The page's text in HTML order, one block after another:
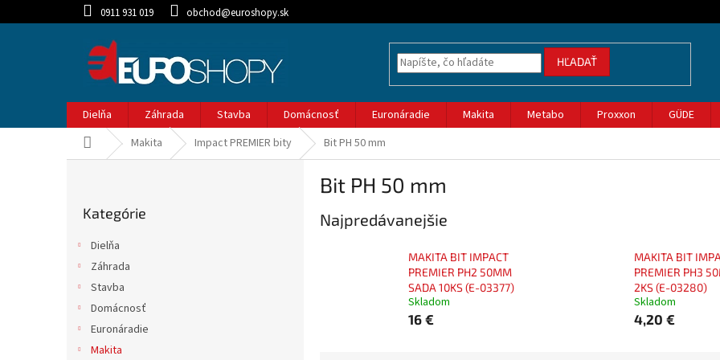
na
0911 931 019 obchod@euroshopy.sk
HĽADAŤ
Dielňa Záhrada Stavba Domácnosť Euronáradie Makita Metabo Proxxon GÜDE
DomovMakita Impact PREMIER bity Bit PH 50 mm
kategórie
Kategórie
Dielňa
Záhrada
Stavba
Domácnosť
Euronáradie
Makita
Bit PH 50 mm
Najpredávanejšie
MAKITA BIT IMPACT
PREMIER PH2 50MM
SADA 10KS (E-03377)
Skladom
16 €
MAKITA BIT
PREMIER PH3
2KS (E-03280)
Skladom
4,20 €